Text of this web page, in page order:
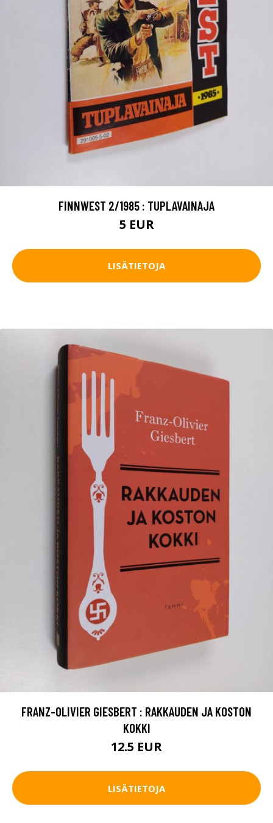
FINNWEST 2/1985 : TUPLAVAINAJA
5 EUR
LISÄTIETOJA
FRANZ-OLIVIER GIESBERT : RAKKAUDEN JA KOSTON
KOKKI
12.5 EUR
LISÄTIETOJA